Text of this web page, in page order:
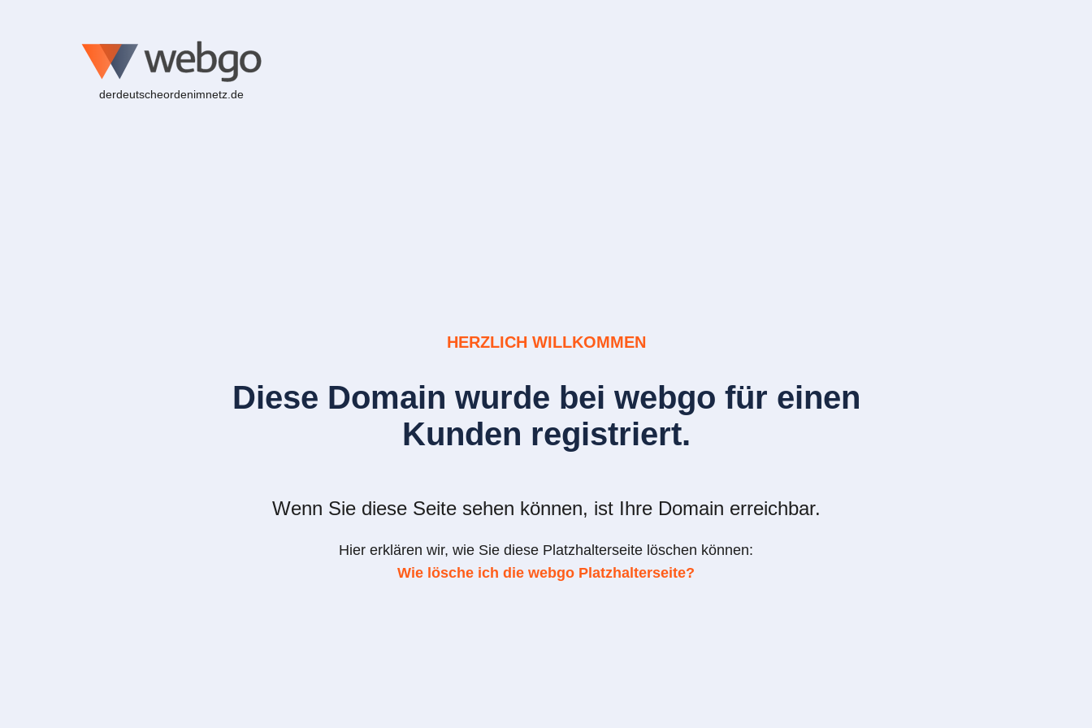
derdeutscheordenimnetz.de
HERZLICH WILLKOMMEN
Diese Domain wurde bei webgo für einen
Kunden registriert.
Wenn Sie diese Seite sehen können, ist Ihre Domain erreichbar.
Hier erklären wir, wie Sie diese Platzhalterseite löschen können:
Wie lösche ich die webgo Platzhalterseite?